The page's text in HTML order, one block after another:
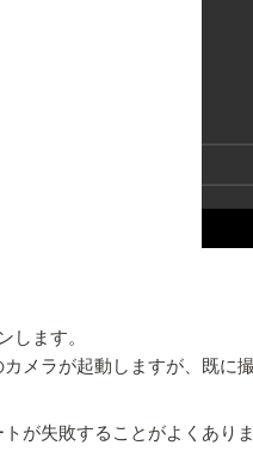
します。
メラが起動しますが、既に
が失敗することがよくありま